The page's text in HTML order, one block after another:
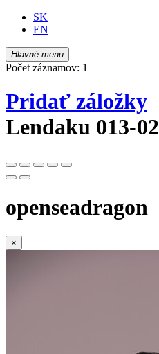
SK
EN
Hlavné menu
Počet záznamov: 1
Pridať záložky
Lendaku 013-02
openseadragon
×